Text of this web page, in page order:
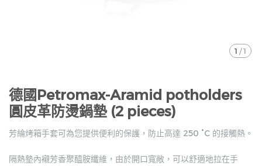
1 /1
德國Petromax-Aramid potholders
圓皮革防燙鍋墊 (2 pieces)
芳綸烤箱手套可為您提供便利的保護，防止高達 250 °C 的接觸熱。
隔熱墊內襯芳香聚醯胺纖維，由於開口寬敞，可以舒適地拉在手